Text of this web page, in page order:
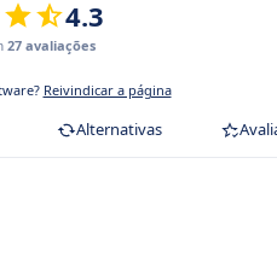
4.3
27 avaliações
Reivindicar a página
Alternativas